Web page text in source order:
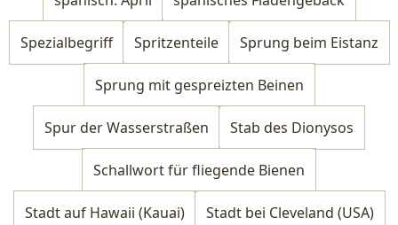
Spezialbegriff Spritzenteile Sprung beim Eistanz
Sprung mit gespreizten Beinen
Spur der Wasserstraßen Stab des Dionysos
Schallwort für fliegende Bienen
Stadt auf Hawaii (Kauai) Stadt bei Cleveland (USA)